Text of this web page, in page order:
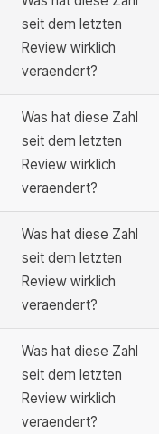
seit dem letzten
Review wirklich
veraendert?
Was hat diese Zahl
seit dem letzten
Review wirklich
veraendert?
Was hat diese Zahl
seit dem letzten
Review wirklich
veraendert?
Was hat diese Zahl
seit dem letzten
Review wirklich
veraendert?